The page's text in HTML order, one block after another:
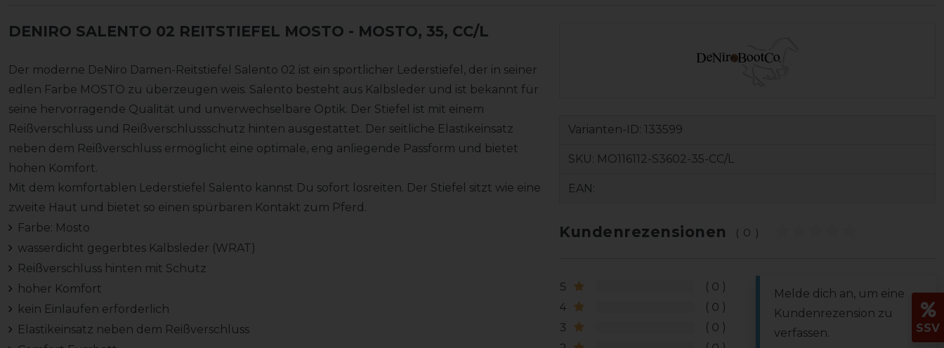
DENIRO SALENTO 02 REITSTIEFEL MOSTO - MOSTO, 35, CC/L
Der moderne DeNiro Damen-Reitstiefel Salento 02 ist ein sportlicher Lederstiefel, der in seiner
edlen Farbe MOSTO zu überzeugen weis. Salento besteht aus Kalbsleder und ist bekannt für
seine hervorragende Qualität und unverwechselbare Optik. Der Stiefel ist mit einem
Reißverschluss und Reißverschlussschutz hinten ausgestattet. Der seitliche Elastikeinsatz
neben dem Reißverschluss ermöglicht eine optimale, eng anliegende Passform und bietet
hohen Komfort.
Mit dem komfortablen Lederstiefel Salento kannst Du sofort losreiten. Der Stiefel sitzt wie eine
zweite Haut und bietet so einen spürbaren Kontakt zum Pferd.
Farbe: Mosto
wasserdicht gegerbtes Kalbsleder (WRAT)
Reißverschluss hinten mit Schutz
hoher Komfort
kein Einlaufen erforderlich
Elastikeinsatz neben dem Reißverschluss
Varianten-ID: 133599
SKU: MO116112-S3602-35-CC/L
EAN:
Kundenrezensionen (0)
5
0
4
0
3
0
Melde dich an, um eine
Kundenrezension zu
verfassen.
SSV